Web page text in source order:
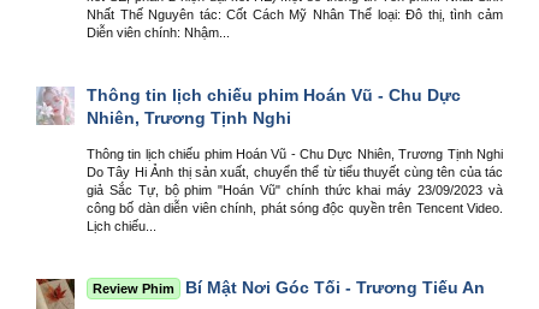
Nhất Thế Nguyên tác: Cốt Cách Mỹ Nhân Thể loại: Đô thị, tình cảm
Diễn viên chính: Nhậm...
Thông tin lịch chiếu phim Hoán Vũ - Chu Dực
Nhiên, Trương Tịnh Nghi
Thông tin lịch chiếu phim Hoán Vũ - Chu Dực Nhiên, Trương Tịnh Nghi
Do Tây Hi Ảnh thị sản xuất, chuyển thể từ tiểu thuyết cùng tên của tác
giả Sắc Tự, bộ phim "Hoán Vũ" chính thức khai máy 23/09/2023 và
công bố dàn diễn viên chính, phát sóng độc quyền trên Tencent Video.
Lịch chiếu...
Review Phim Bí Mật Nơi Góc Tối - Trương Tiếu An